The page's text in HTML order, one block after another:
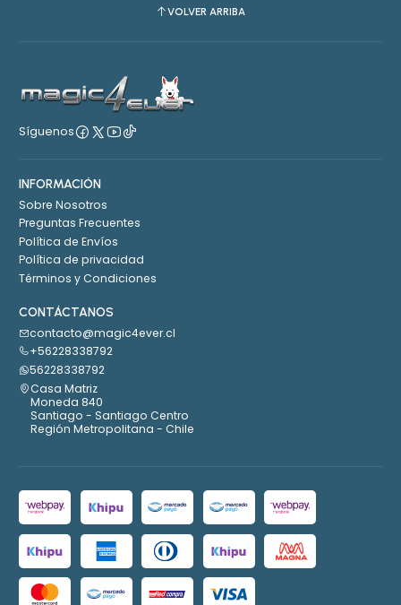
VOLVER ARRIBA
Síguenos
INFORMACIÓN
Sobre Nosotros
Preguntas Frecuentes
Política de Envíos
Política de privacidad
Términos y Condiciones
CONTÁCTANOS
contacto@magic4ever.cl
+56228338792
56228338792
Casa Matriz
Moneda 840
Santiago - Santiago Centro
Región Metropolitana - Chile